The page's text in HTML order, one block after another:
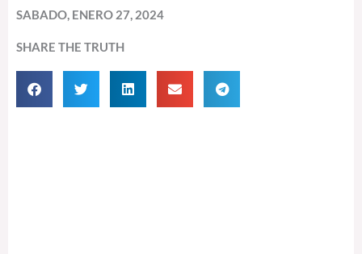
SABADO, ENERO 27, 2024
SHARE THE TRUTH